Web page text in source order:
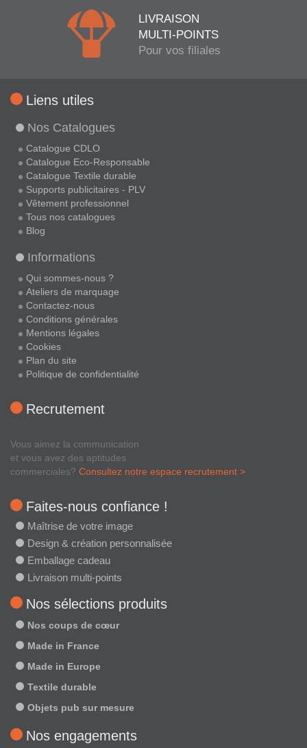
LIVRAISON
MULTI-POINTS
Pour vos filiales
Liens utiles
Nos Catalogues
Catalogue CDLO
Catalogue Eco-Responsable
Catalogue Textile durable
Supports publicitaires - PLV
Vêtement professionnel
Tous nos catalogues
Blog
Informations
Qui sommes-nous ?
Ateliers de marquage
Contactez-nous
Conditions générales
Mentions légales
Cookies
Plan du site
Politique de confidentialité
Recrutement
Vous aimez la communication
et vous avez des aptitudes
commerciales? Consultez notre espace recrutement >
Faites-nous confiance !
Maîtrise de votre image
Design & création personnalisée
Emballage cadeau
Livraison multi-points
Nos sélections produits
Nos coups de cœur
Made in France
Made in Europe
Textile durable
Objets pub sur mesure
Nos engagements